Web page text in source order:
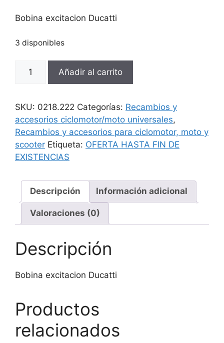
original
33,88 €.
actual
Bobina excitacion Ducatti
3 disponibles
excitacion
cantidad
Añadir al carrito
SKU: 0218.222 Categorías: Recambios y
accesorios ciclomotor/moto universales,
Recambios y accesorios para ciclomotor, moto y
scooter Etiqueta: OFERTA HASTA FIN DE
EXISTENCIAS
Descripción Información adicional
Valoraciones (0)
Descripción
Bobina excitacion Ducatti
Productos
relacionados